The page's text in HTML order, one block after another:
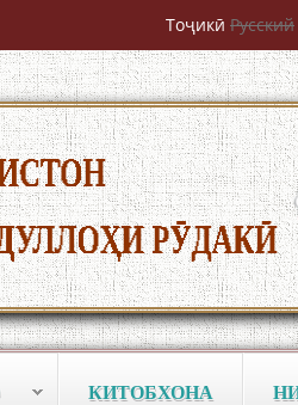
Тоҷикӣ Русский
КИТОБХОНА